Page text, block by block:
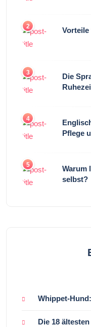
2
3
Die
4
Pflege
5
Warum
selbst?
Whippet-
Die 18